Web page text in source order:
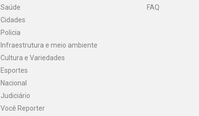
Saúde
Cidades
Policia
Infraestrutura e meio ambiente
Cultura e Variedades
Esportes
Nacional
Judiciário
Você Reporter
FAQ